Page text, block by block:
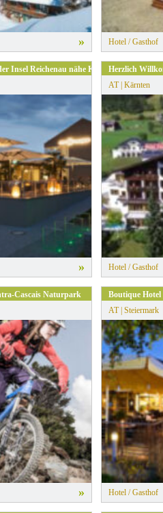
» Hotel / Gasthof
Insel Reichenau nähe Konstanz
»
Herzlich
AT | Kärnten
Hotel / Gasthof
Cascais Naturpark
»
Boutique
AT | Steiermark
Hotel / Gasthof